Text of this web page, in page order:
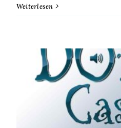
Weiterlesen
DORPCast
der